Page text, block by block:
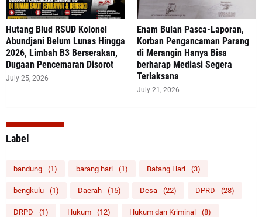
‎Hutang Blud RSUD Kolonel
Abundjani Belum Lunas Hingga
2026, Limbah B3 Berserakan,
Dugaan Pencemaran Disorot
July 25, 2026
Enam Bulan Pasca-Laporan,
Korban Pengancaman Parang
di Merangin Hanya Bisa
berharap Mediasi Segera
Terlaksana
July 21, 2026
Label
bandung (1) barang hari (1) Batang Hari (3)
bengkulu (1) Daerah (15) Desa (22) DPRD (28)
DRPD (1) Hukum (12) Hukum dan Kriminal (8)